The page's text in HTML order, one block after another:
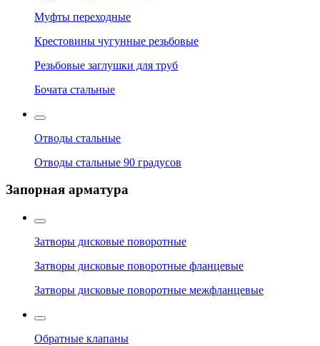
Муфты переходные
Крестовины чугунные резьбовые
Резьбовые заглушки для труб
Бочата стальные
Отводы стальные
Отводы стальные 90 градусов
Запорная арматура
Затворы дисковые поворотные
Затворы дисковые поворотные фланцевые
Затворы дисковые поворотные межфланцевые
Обратные клапаны